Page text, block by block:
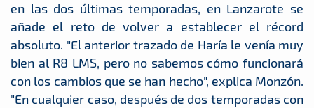
en las dos últimas temporadas, en Lanzarote se
añade el reto de volver a establecer el récord
absoluto. "El anterior trazado de Haría le venía muy
bien al R8 LMS, pero no sabemos cómo funcionará
con los cambios que se han hecho", explica Monzón.
"En cualquier caso, después de dos temporadas con